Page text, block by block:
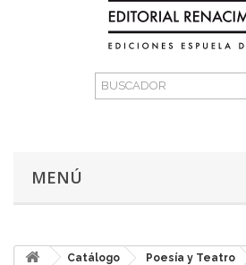
MENÚ
Catálogo Poesía y Teatro